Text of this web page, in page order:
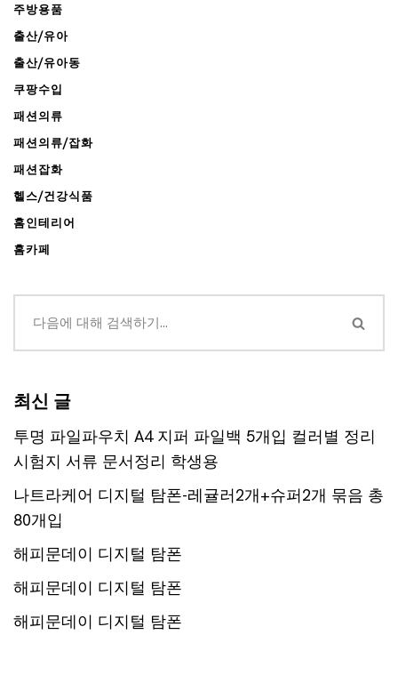
주방용품
출산/유아
출산/유아동
쿠팡수입
패션의류
패션의류/잡화
패션잡화
헬스/건강식품
홈인테리어
홈카페
최신 글
투명 파일파우치 A4 지퍼 파일백 5개입 컬러별 정리
시험지 서류 문서정리 학생용
나트라케어 디지털 탐폰-레귤러2개+슈퍼2개 묶음 총
80개입
해피문데이 디지털 탐폰
해피문데이 디지털 탐폰
해피문데이 디지털 탐폰